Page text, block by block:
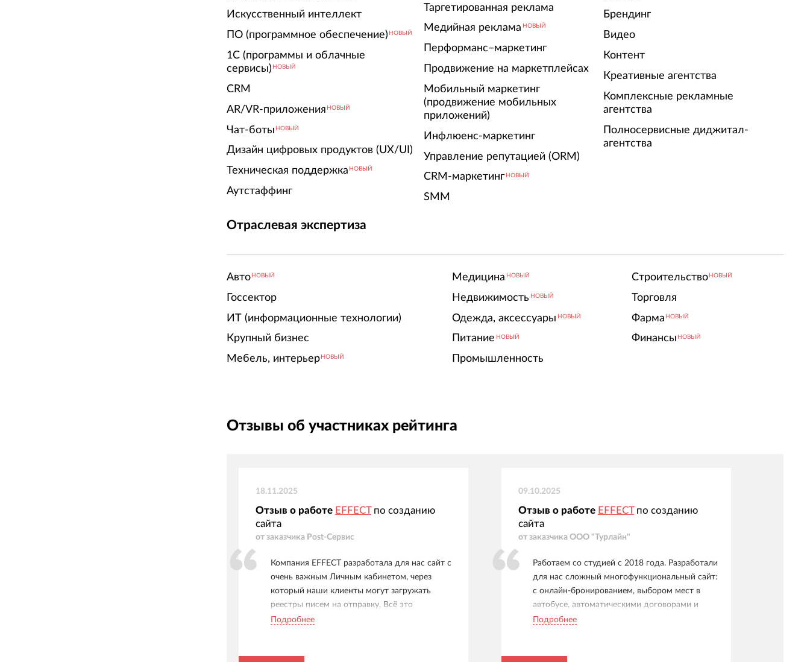
Искусственный интеллект
ПО (программное обеспечение) НОВЫЙ
1С (программы и облачные
сервисы) НОВЫЙ
CRM
AR/VR-приложения НОВЫЙ
Чат-боты НОВЫЙ
Дизайн цифровых продуктов (UX/UI)
Техническая поддержка НОВЫЙ
Аутстаффинг
Таргетированная реклама
Медийная реклама НОВЫЙ
Перформанс–маркетинг
Продвижение на маркетплейсах
Мобильный маркетинг
(продвижение мобильных
приложений)
Инфлюенс-маркетинг
Управление репутацией (ORM)
CRM-маркетинг НОВЫЙ
SMM
Брендинг
Видео
Контент
Креативные агентства
Комплексные рекламные
агентства
Полносервисные диджитал-
агентства
Отраслевая экспертиза
Авто НОВЫЙ
Госсектор
ИТ (информационные технологии)
Крупный бизнес
Мебель, интерьер НОВЫЙ
Медицина НОВЫЙ
Недвижимость НОВЫЙ
Одежда, аксессуары НОВЫЙ
Питание НОВЫЙ
Промышленность
Строительство НОВЫЙ
Торговля
Фарма НОВЫЙ
Финансы НОВЫЙ
Отзывы об участниках рейтинга
18.11.2025
Отзыв о работе EFFECTпо созданию
сайта
от заказчика Post-Сервис
Компания EFFECT разработала для нас сайт с
очень важным Личным кабинетом, через
который наши клиенты могут загружать
реестры писем на отправку. Всё это
интегрировано с нашей 1С, которую также
Подробнее
09.10.2025
Отзыв о работе EFFECTпо созданию
сайта
от заказчика ООО "Турлайн"
Работаем со студией с 2018 года. Разработали
для нас сложный многофункциональный сайт:
с онлайн-бронированием, выбором мест в
автобусе, автоматическими договорами и
системой бонусов. Особо отмечаем удобные
Подробнее